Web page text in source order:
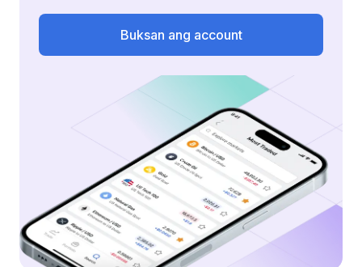
Buksan ang account